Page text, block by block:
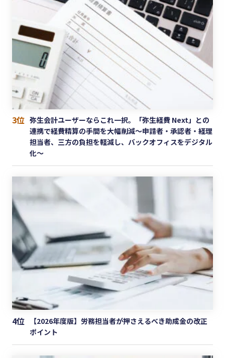
3位 弥生会計ユーザーならこれ一択。「弥生経費 Next」との
連携で経費精算の手間を大幅削減〜申請者・承認者・経理
担当者、三方の負担を軽減し、バックオフィスをデジタル
化〜
4位
【2026年度版】労務担当者が押さえるべき助成金の改正
ポイント